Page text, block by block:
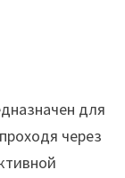
для
через